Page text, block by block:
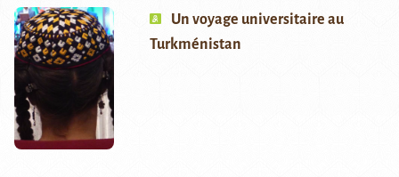
Un voyage universitaire au
Turkménistan